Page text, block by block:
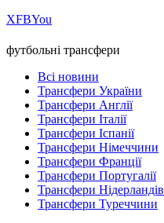
ХFBYou
футбольні трансфери
Всі новини
Трансфери України
Трансфери Англії
Трансфери Італії
Трансфери Іспанії
Трансфери Німеччини
Трансфери Франції
Трансфери Португалії
Трансфери Нідерландів
Трансфери Туреччини